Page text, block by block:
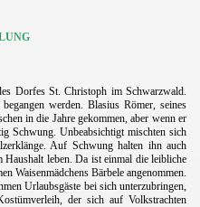
Dorfes St. Christoph im Schwarzwald.
werden. Blasius Römer, seines
in die Jahre gekommen, aber wenn er
Schwung. Unbeabsichtigt mischten sich
Auf Schwung halten ihn auch
leben. Da ist einmal die leibliche
Waisenmädchens Bärbele angenommen.
Urlaubsgäste bei sich unterzubringen,
der sich auf Volkstrachten